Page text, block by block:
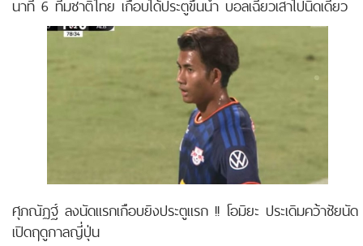
นาที 6 ทีมชาติไทย เกือบได้ประตูขึ้นนำ บอลเฉี่ยวเสาไปนิดเดียว
ศุภณัฏฐ์ ลงนัดแรกเกือบยิงประตูแรก !! โอมิยะ ประเดิมคว้าชัยนัด
เปิดฤดูกาลญี่ปุ่น